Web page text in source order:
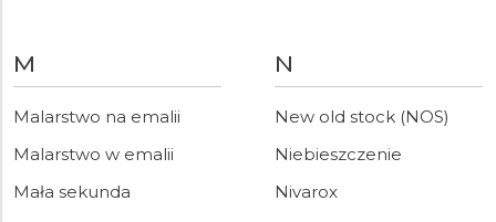
M
Malarstwo na emalii
Malarstwo w emalii
Mała sekunda
N
New old stock (NOS)
Niebieszczenie
Nivarox